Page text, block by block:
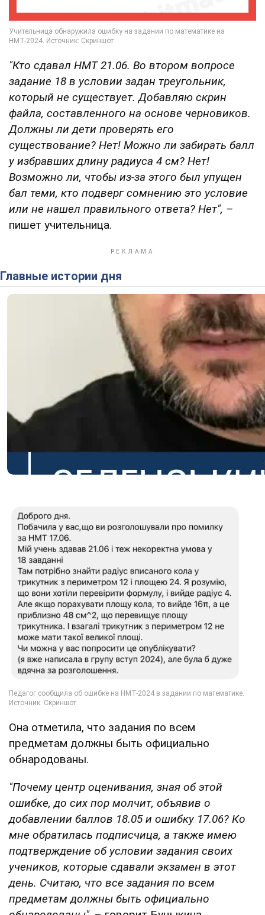
"Кто сдавал НМТ 21.06. Во втором вопросе
задание 18 в условии задан треугольник,
который не существует. Добавляю скрин
файла, составленного на основе черновиков.
Должны ли дети проверять его
существование? Нет! Можно ли забирать балл
у избравших длину радиуса 4 см? Нет!
Возможно ли, чтобы из-за этого был упущен
бал теми, кто подверг сомнению это условие
или не нашел правильного ответа? Нет", –
пишет учительница.
Главные истории дня
Она отметила, что задания по всем
предметам должны быть официально
обнародованы.
"Почему центр оценивания, зная об этой
ошибке, до сих пор молчит, объявив о
добавлении баллов 18.05 и ошибку 17.06? Ко
мне обратилась подписчица, а также имею
подтверждение об условии задания своих
учеников, которые сдавали экзамен в этот
день. Считаю, что все задания по всем
предметам должны быть официально